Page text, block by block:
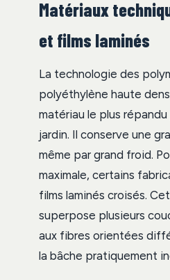
Matériaux
et films laminés
La technologie des
polyéthylène haute
matériau le plus
jardin. Il conserve une
même par grand froid.
maximale, certains
films laminés croisés.
superpose plusieurs
aux fibres orientées
la bâche pratiquement